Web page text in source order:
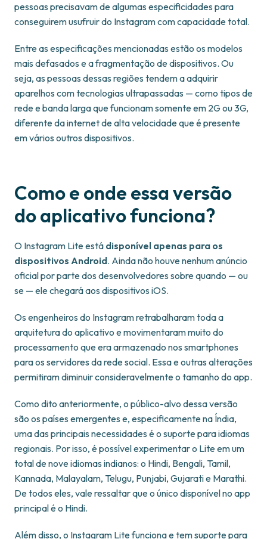
pessoas precisavam de algumas especificidades para
conseguirem usufruir do Instagram com capacidade total.
Entre as especificações mencionadas estão os modelos
mais defasados e a fragmentação de dispositivos. Ou
seja, as pessoas dessas regiões tendem a adquirir
aparelhos com tecnologias ultrapassadas — como tipos de
rede e banda larga que funcionam somente em 2G ou 3G,
diferente da internet de alta velocidade que é presente
em vários outros dispositivos.
Como e onde essa versão
do aplicativo funciona?
O Instagram Lite está disponível apenas para os
dispositivos Android. Ainda não houve nenhum anúncio
oficial por parte dos desenvolvedores sobre quando — ou
se — ele chegará aos dispositivos iOS.
Os engenheiros do Instagram retrabalharam toda a
arquitetura do aplicativo e movimentaram muito do
processamento que era armazenado nos smartphones
para os servidores da rede social. Essa e outras alterações
permitiram diminuir consideravelmente o tamanho do app.
Como dito anteriormente, o público-alvo dessa versão
são os países emergentes e, especificamente na Índia,
uma das principais necessidades é o suporte para idiomas
regionais. Por isso, é possível experimentar o Lite em um
total de nove idiomas indianos: o Hindi, Bengali, Tamil,
Kannada, Malayalam, Telugu, Punjabi, Gujarati e Marathi.
De todos eles, vale ressaltar que o único disponível no app
principal é o Hindi.
Além disso, o Instagram Lite funciona e tem suporte para